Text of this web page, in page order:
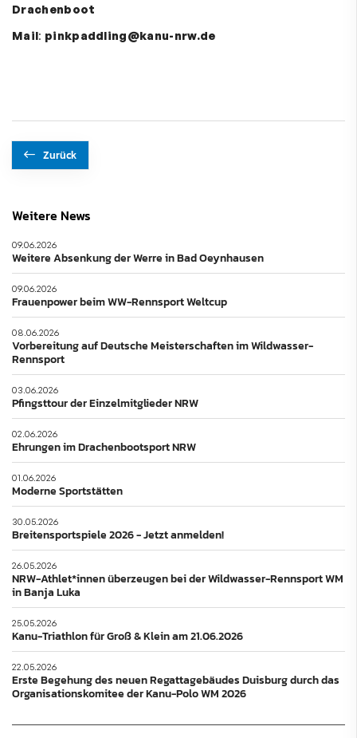
Drachenboot
Mail: pinkpaddling@kanu-nrw.de
Zurück
Weitere News
09.06.2026
Weitere Absenkung der Werre in Bad Oeynhausen
09.06.2026
Frauenpower beim WW-Rennsport Weltcup
08.06.2026
Vorbereitung auf Deutsche Meisterschaften im Wildwasser-
Rennsport
03.06.2026
Pfingsttour der Einzelmitglieder NRW
02.06.2026
Ehrungen im Drachenbootsport NRW
01.06.2026
Moderne Sportstätten
30.05.2026
Breitensportspiele 2026 - Jetzt anmelden!
26.05.2026
NRW-Athlet*innen überzeugen bei der Wildwasser-Rennsport WM
in Banja Luka
25.05.2026
Kanu-Triathlon für Groß & Klein am 21.06.2026
22.05.2026
Erste Begehung des neuen Regattagebäudes Duisburg durch das
Organisationskomitee der Kanu-Polo WM 2026